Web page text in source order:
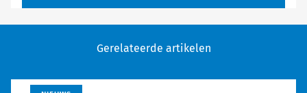
Gerelateerde artikelen